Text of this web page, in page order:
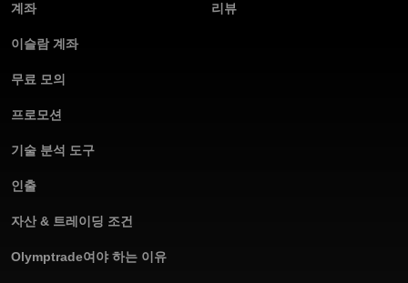
계좌
이슬람 계좌
무료 모의
프로모션
기술 분석 도구
인출
자산 & 트레이딩 조건
Olymptrade여야 하는 이유
리뷰